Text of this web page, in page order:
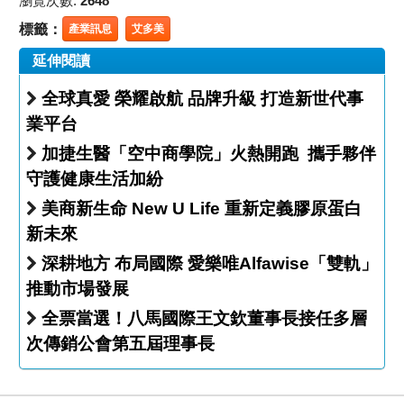
標籤： 產業訊息 艾多美
延伸閱讀
全球真愛 榮耀啟航 品牌升級 打造新世代事
業平台
加捷生醫「空中商學院」火熱開跑 攜手夥伴
守護健康生活加紛
美商新生命 New U Life 重新定義膠原蛋白
新未來
深耕地方 布局國際 愛樂唯Alfawise「雙軌」
推動市場發展
全票當選！八馬國際王文欽董事長接任多層
次傳銷公會第五屆理事長